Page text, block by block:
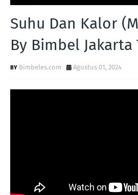
Suhu Dan Kalor
By Bimbel
Bimbeles.com Agustus 01, 2024